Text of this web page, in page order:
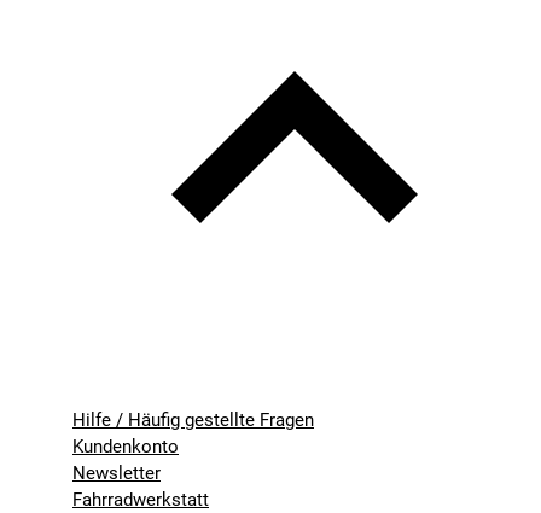
Hilfe / Häufig gestellte Fragen
Kundenkonto
Newsletter
Fahrradwerkstatt